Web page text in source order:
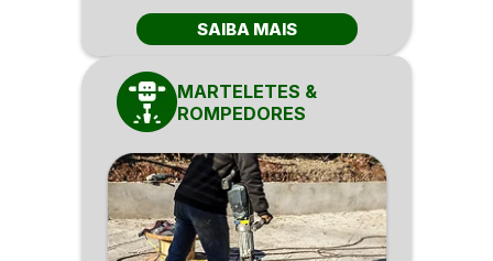
SAIBA MAIS
MARTELETES &
ROMPEDORES